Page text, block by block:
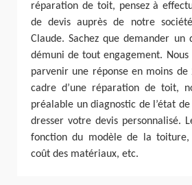
réparation de toit, pensez à
de devis auprès de notre
Claude. Sachez que demander
démuni de tout engagement. Nous
parvenir une réponse en moins de
cadre d’une réparation de toit,
préalable un diagnostic de l’état
dresser votre devis personnalisé.
fonction du modèle de la toiture,
coût des matériaux, etc.